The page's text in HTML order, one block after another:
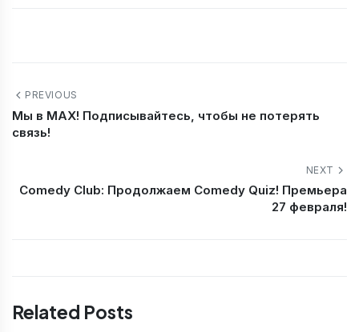
PREVIOUS
Мы в MAX! Подписывайтесь, чтобы не потерять
связь!
NEXT
Comedy Club: Продолжаем Comedy Quiz! Премьера
27 февраля!
Related Posts